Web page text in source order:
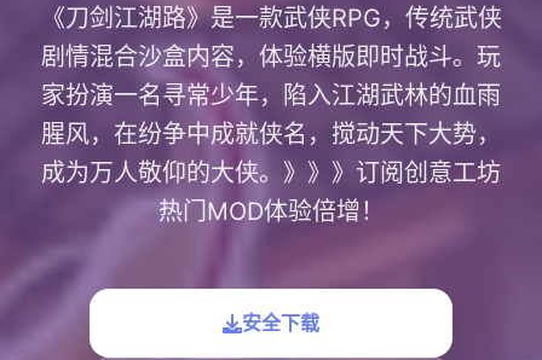
《刀剑江湖路》是一款武侠RPG，传统武侠
剧情混合沙盒内容，体验横版即时战斗。玩
家扮演一名寻常少年，陷入江湖武林的血雨
腥风，在纷争中成就侠名，搅动天下大势，
成为万人敬仰的大侠。》》》订阅创意工坊
热门MOD体验倍增！
安全下载